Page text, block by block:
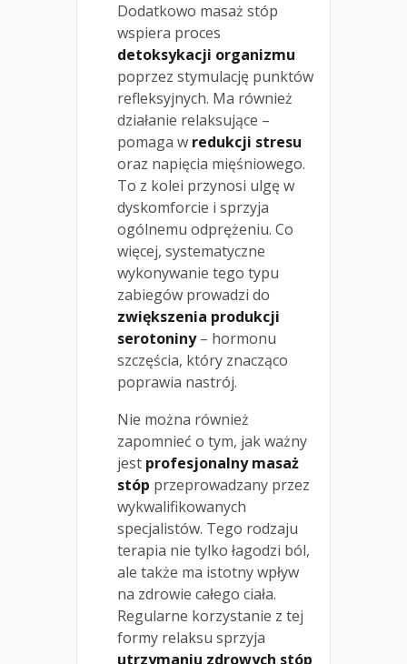
Dodatkowo masaż stóp
wspiera proces
detoksykacji organizmu
poprzez stymulację punktów
refleksyjnych. Ma również
działanie relaksujące –
pomaga w redukcji stresu
oraz napięcia mięśniowego.
To z kolei przynosi ulgę w
dyskomforcie i sprzyja
ogólnemu odprężeniu. Co
więcej, systematyczne
wykonywanie tego typu
zabiegów prowadzi do
zwiększenia produkcji
serotoniny– hormonu
szczęścia, który znacząco
poprawia nastrój.
Nie można również
zapomnieć o tym, jak ważny
jest profesjonalny masaż
stóp przeprowadzany przez
wykwalifikowanych
specjalistów. Tego rodzaju
terapia nie tylko łagodzi ból,
ale także ma istotny wpływ
na zdrowie całego ciała.
Regularne korzystanie z tej
formy relaksu sprzyja
utrzymaniu zdrowych stóp